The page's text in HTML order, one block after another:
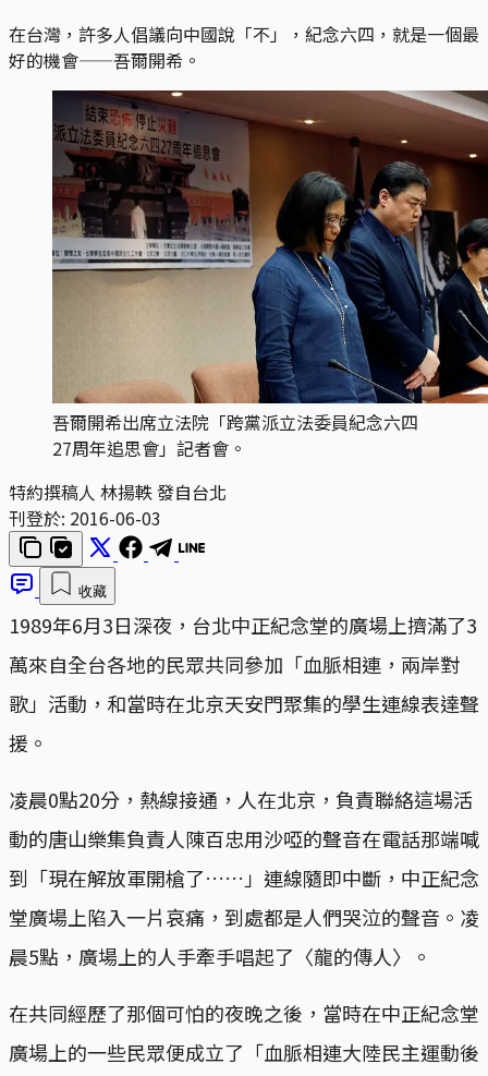
在台灣，許多人倡議向中國說「不」，紀念六四，就是一個最
好的機會——吾爾開希。
吾爾開希出席立法院「跨黨派立法委員紀念六四
27周年追思會」記者會。
特約撰稿人 林揚軼 發自台北
刊登於: 2016-06-03
收藏
1989年6月3日深夜，台北中正紀念堂的廣場上擠滿了3
萬來自全台各地的民眾共同參加「血脈相連，兩岸對
歌」活動，和當時在北京天安門聚集的學生連線表達聲
援。
凌晨0點20分，熱線接通，人在北京，負責聯絡這場活
動的唐山樂集負責人陳百忠用沙啞的聲音在電話那端喊
到「現在解放軍開槍了……」連線隨即中斷，中正紀念
堂廣場上陷入一片哀痛，到處都是人們哭泣的聲音。凌
晨5點，廣場上的人手牽手唱起了〈龍的傳人〉。
在共同經歷了那個可怕的夜晚之後，當時在中正紀念堂
廣場上的一些民眾便成立了「血脈相連大陸民主運動後